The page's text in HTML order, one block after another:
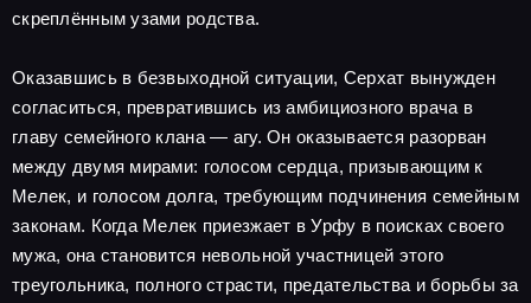
скреплённым узами родства.
Оказавшись в безвыходной ситуации, Серхат вынужден
согласиться, превратившись из амбициозного врача в
главу семейного клана — агу. Он оказывается разорван
между двумя мирами: голосом сердца, призывающим к
Мелек, и голосом долга, требующим подчинения семейным
законам. Когда Мелек приезжает в Урфу в поисках своего
мужа, она становится невольной участницей этого
треугольника, полного страсти, предательства и борьбы за